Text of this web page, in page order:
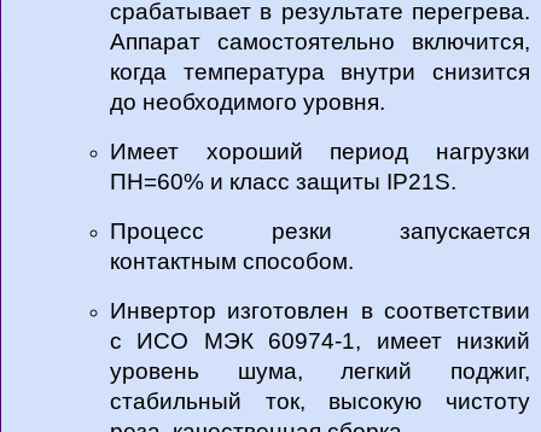
срабатывает в результате перегрева.
Аппарат самостоятельно включится,
когда температура внутри снизится
до необходимого уровня.
Имеет хороший период нагрузки
ПН=60% и класс защиты IP21S.
Процесс резки запускается
контактным способом.
Инвертор изготовлен в соответствии
с ИСО МЭК 60974-1, имеет низкий
уровень шума, легкий поджиг,
стабильный ток, высокую чистоту